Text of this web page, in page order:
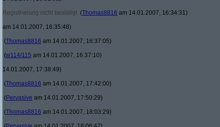
Registrierung nicht bestätigt (Thomas8816 am 14.01.2007, 16:34:31)
am 14.01.2007, 16:35:48)
(Thomas8816 am 14.01.2007, 16:37:05)
(w114/115 am 14.01.2007, 16:37:10)
14.01.2007, 17:38:49)
(Thomas8816 am 14.01.2007, 17:42:00)
(Pervasive am 14.01.2007, 17:50:29)
(Thomas8816 am 14.01.2007, 18:03:29)